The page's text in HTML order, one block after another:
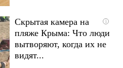
i
Скрытая камера на
пляже Крыма: Что люди
вытворяют, когда их не
видят...